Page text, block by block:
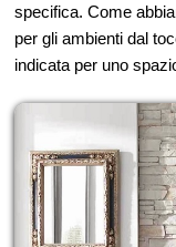
specifica. Come
per gli ambienti dal
indicata per uno